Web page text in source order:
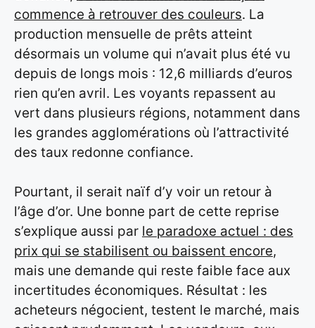
commence à retrouver des couleurs. La
production mensuelle de prêts atteint
désormais un volume qui n’avait plus été vu
depuis de longs mois : 12,6 milliards d’euros
rien qu’en avril. Les voyants repassent au
vert dans plusieurs régions, notamment dans
les grandes agglomérations où l’attractivité
des taux redonne confiance.
Pourtant, il serait naïf d’y voir un retour à
l’âge d’or. Une bonne part de cette reprise
s’explique aussi par le paradoxe actuel : des
prix qui se stabilisent ou baissent encore,
mais une demande qui reste faible face aux
incertitudes économiques. Résultat : les
acheteurs négocient, testent le marché, mais